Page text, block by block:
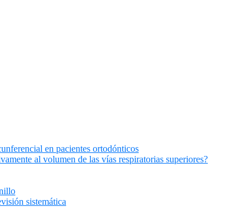
en pacientes ortodónticos
al volumen de las vías respiratorias superiores?
sistemática